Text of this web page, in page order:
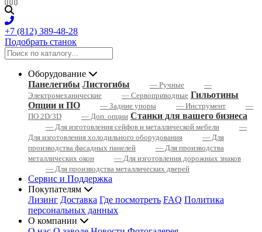
+7 (812) 389-48-28
Подобрать станок
Оборудование
Панелегибы Листогибы — Ручные
—
Электромеханические
— Сервоприводные Гильотины
Опции и ПО
— Задние упоры — Инструмент
—
ПО 2D/3D
— Доп. опции Станки для вашего бизнеса
— Для изготовления сейфов и металлической мебели
—
Для изготовления холодильного оборудования
— Для
производства фасадных панелей
— Для производства
металлических окон
— Для изготовления дорожных знаков
— Для производства металлических дверей
Сервис и Поддержка
Покупателям
Лизинг Доставка Где посмотреть FAQ Политика
персональных данных
О компании